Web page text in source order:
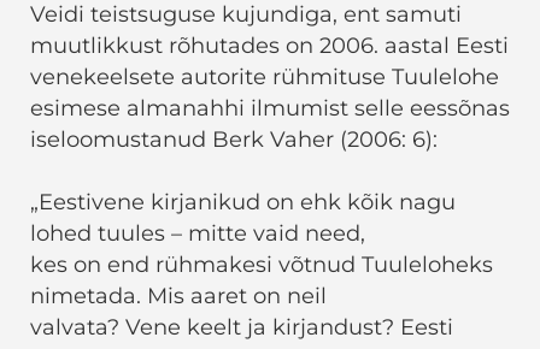
Veidi teistsuguse kujundiga, ent samuti
muutlikkust rõhutades on 2006. aastal Eesti
venekeelsete autorite rühmituse Tuulelohe
esimese almanahhi ilmumist selle eessõnas
iseloomustanud Berk Vaher (2006: 6):
„Eestivene kirjanikud on ehk kõik nagu
lohed tuules – mitte vaid need,
kes on end rühmakesi võtnud Tuuleloheks
nimetada. Mis aaret on neil
valvata? Vene keelt ja kirjandust? Eesti